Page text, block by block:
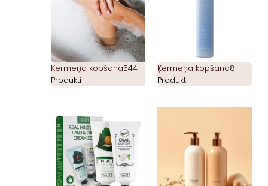
Ķermeņa kopšana544
Produkti
Ķermeņa kopšana8
Produkti